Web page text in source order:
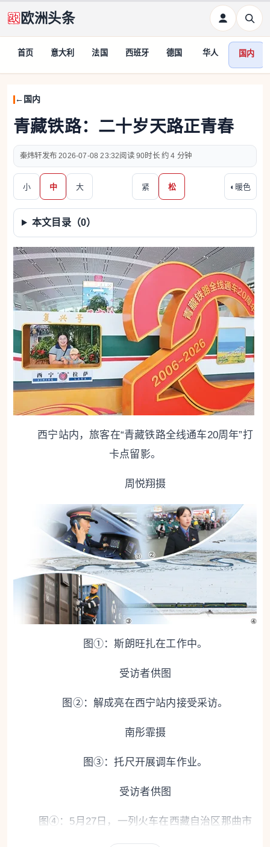
欧洲头条
首页 意大利 法国 西班牙 德国 华人 国内
国内
青藏铁路：二十岁天路正青春
秦炜轩 2026-07-08 23:32 90 约 4 分钟
小 中 大 紧 松 ◐ 暖色
本文目录（0）
西宁站内，旅客在“青藏铁路全线通车20周年”打
卡点留影。
周悦翔摄
图①：斯朗旺扎在工作中。
受访者供图
图②：解成亮在西宁站内接受采访。
南彤霏摄
图③：托尺开展调车作业。
受访者供图
图④：5月27日，一列火车在西藏自治区那曲市
向西宁方向驶去。